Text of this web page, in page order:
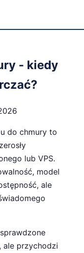
- kiedy
do chmury to
lub VPS.
model
ale
ale przychodzi